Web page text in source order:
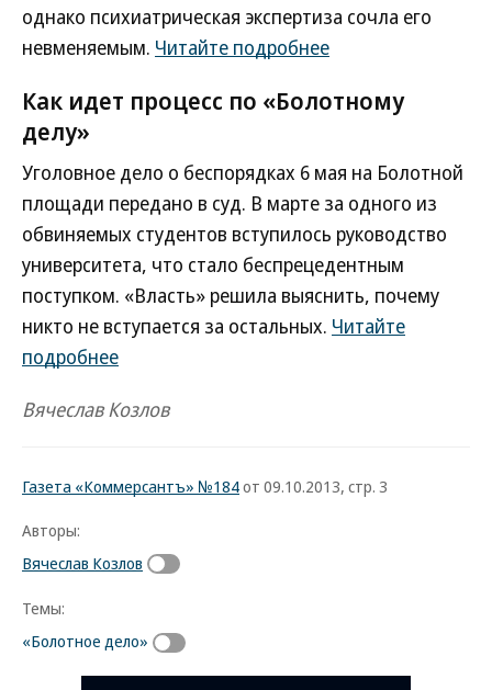
однако психиатрическая экспертиза сочла его
невменяемым. Читайте подробнее
Как идет процесс по «Болотному
делу»
Уголовное дело о беспорядках 6 мая на Болотной
площади передано в суд. В марте за одного из
обвиняемых студентов вступилось руководство
университета, что стало беспрецедентным
поступком. «Власть» решила выяснить, почему
никто не вступается за остальных. Читайте
подробнее
Вячеслав Козлов
Газета «Коммерсантъ» №184от 09.10.2013, стр. 3
Авторы:
Вячеслав Козлов
Темы:
«Болотное дело»